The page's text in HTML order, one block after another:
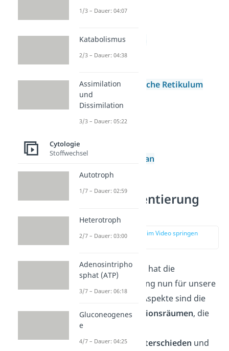
Mitochondrien
Ribosomen
Endoplasmatische Retikulum
(ER)
Plasmamembran
Kompartimentierung
Bedeutung
zur Stelle im Video springen
Welche Bedeutung hat die
Kompartimentierung nun für unsere
Zellen? Relevante Aspekte sind die
Bildung von Reaktionsräumen, die
Bildung von
Konzentrationsunterschieden und
1/3 – Dauer: 04:07
Katabolismus
2/3 – Dauer: 04:38
Assimilation
und
Dissimilation
3/3 – Dauer: 05:22
Cytologie
Stoffwechsel
Autotroph
1/7 – Dauer: 02:59
Heterotroph
2/7 – Dauer: 03:00
Adenosintripho
sphat (ATP)
3/7 – Dauer: 06:18
Gluconeogenes
e
4/7 – Dauer: 04:25